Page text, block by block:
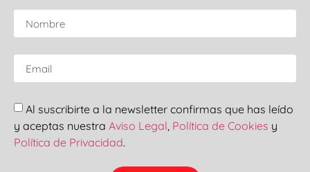
Al suscribirte a la newsletter confirmas que has leído
y aceptas nuestra Aviso Legal, Política de Cookies y
Política de Privacidad.